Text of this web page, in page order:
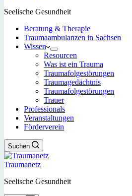
Seelische Gesundheit
Beratung & Therapie
Traumaambulanzen in Sachsen
Wissen
Resourcen
Was ist ein Trauma
Traumafolgestörungen
Traumagedächtnis
Traumafolgestörungen
Trauer
Professionals
Veranstaltungen
Förderverein
Suchen
Traumanetz
Seelische Gesundheit